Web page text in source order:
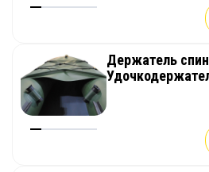
Держатель